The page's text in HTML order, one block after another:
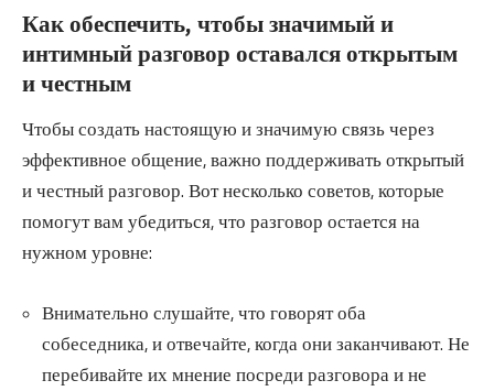
Как обеспечить, чтобы значимый и
интимный разговор оставался открытым
и честным
Чтобы создать настоящую и значимую связь через
эффективное общение, важно поддерживать открытый
и честный разговор. Вот несколько советов, которые
помогут вам убедиться, что разговор остается на
нужном уровне:
Внимательно слушайте, что говорят оба
собеседника, и отвечайте, когда они заканчивают. Не
перебивайте их мнение посреди разговора и не